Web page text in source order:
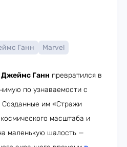
Ганн
Marvel
Джеймс Ганн превратился в
по узнаваемости с
Созданные им «Стражи
масштаба и
маленькую шалость —